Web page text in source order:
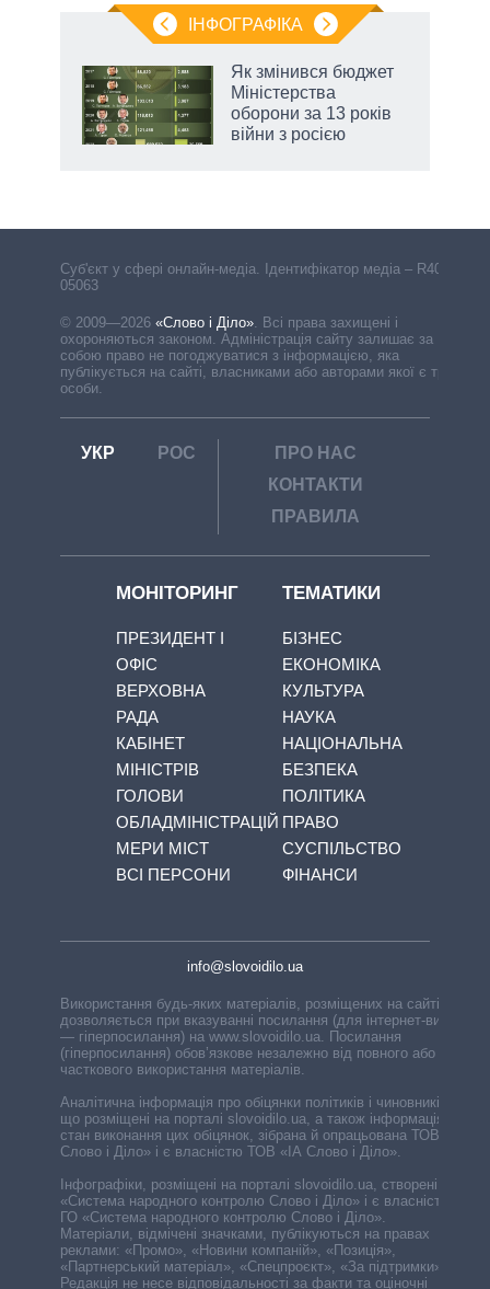
ІНФОГРАФІКА
Як змінився бюджет
Міністерства
оборони за 13 років
війни з росією
Cуб'єкт у сфері онлайн-медіа. Ідентифікатор медіа – R40-
05063
© 2009—2026 «Слово і Діло»
Всі права захищені і
охороняються законом. Адміністрація сайту залишає за
собою право не погоджуватися з інформацією, яка
публікується на сайті, власниками або авторами якої є треті
особи.
УКР РОС
ПРО НАС
КОНТАКТИ
ПРАВИЛА
МОНІТОРИНГ
ПРЕЗИДЕНТ І
ОФІС
ВЕРХОВНА
РАДА
КАБІНЕТ
МІНІСТРІВ
ГОЛОВИ
ОБЛАДМІНІСТРАЦІЙ
МЕРИ МІСТ
ВСІ ПЕРСОНИ
ТЕМАТИКИ
БІЗНЕС
ЕКОНОМІКА
КУЛЬТУРА
НАУКА
НАЦІОНАЛЬНА
БЕЗПЕКА
ПОЛІТИКА
ПРАВО
СУСПІЛЬСТВО
ФІНАНСИ
info@slovoidilo.ua
Використання будь-яких матеріалів, розміщених на сайті,
дозволяється при вказуванні посилання (для інтернет-видань
— гіперпосилання) на www.slovoidilo.ua. Посилання
(гіперпосилання) обов’язкове незалежно від повного або
часткового використання матеріалів.
Аналітична інформація про обіцянки політиків і чиновників,
що розміщені на порталі slovoidilo.ua, а також інформація про
стан виконання цих обіцянок, зібрана й опрацьована ТОВ «ІА
Слово і Діло» і є власністю ТОВ «ІА Слово і Діло».
Інфографіки, розміщені на порталі slovoidilo.ua, створені ГО
«Система народного контролю Слово і Діло» і є власністю
ГО «Система народного контролю Слово і Діло».
Матеріали, відмічені значками, публікуються на правах
реклами: «Промо», «Новини компаній», «Позиція»,
«Партнерський матеріал», «Спецпроєкт», «За підтримки».
Редакція не несе відповідальності за факти та оціночні